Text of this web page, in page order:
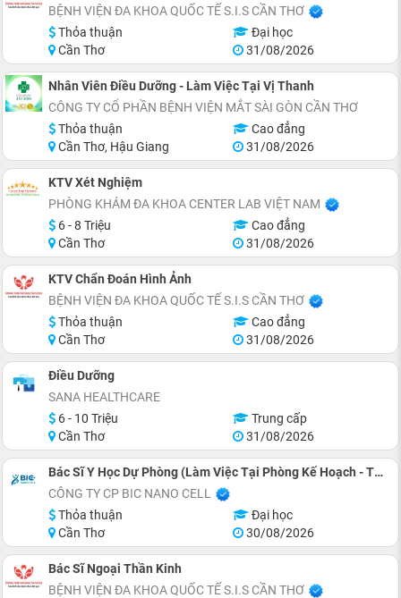
BỆNH VIỆN ĐA KHOA QUỐC TẾ S.I.S CẦN THƠ
Thỏa thuận
Đại học
Cần Thơ
31/08/2026
Nhân Viên Điều Dưỡng - Làm Việc Tại Vị Thanh
CÔNG TY CỔ PHẦN BỆNH VIỆN MẮT SÀI GÒN CẦN THƠ
Thỏa thuận
Cao đẳng
Cần Thơ, Hậu Giang
31/08/2026
KTV Xét Nghiệm
PHÒNG KHÁM ĐA KHOA CENTER LAB VIỆT NAM
6 - 8 Triệu
Cao đẳng
Cần Thơ
31/08/2026
KTV Chẩn Đoán Hình Ảnh
BỆNH VIỆN ĐA KHOA QUỐC TẾ S.I.S CẦN THƠ
Thỏa thuận
Cao đẳng
Cần Thơ
31/08/2026
Điều Dưỡng
SANA HEALTHCARE
6 - 10 Triệu
Trung cấp
Cần Thơ
31/08/2026
Bác Sĩ Y Học Dự Phòng (Làm Việc Tại Phòng Kế Hoạch - Tổng Hợp)
CÔNG TY CP BIC NANO CELL
Thỏa thuận
Đại học
Cần Thơ
30/08/2026
Bác Sĩ Ngoại Thần Kinh
BỆNH VIỆN ĐA KHOA QUỐC TẾ S.I.S CẦN THƠ